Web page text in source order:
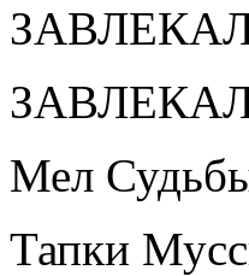
Мел
Тапки